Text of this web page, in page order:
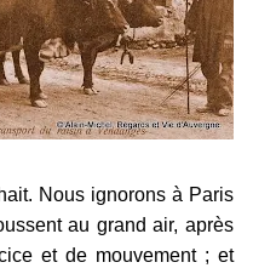
Nous ignorons à Paris
au grand air, après
et de mouvement ; et